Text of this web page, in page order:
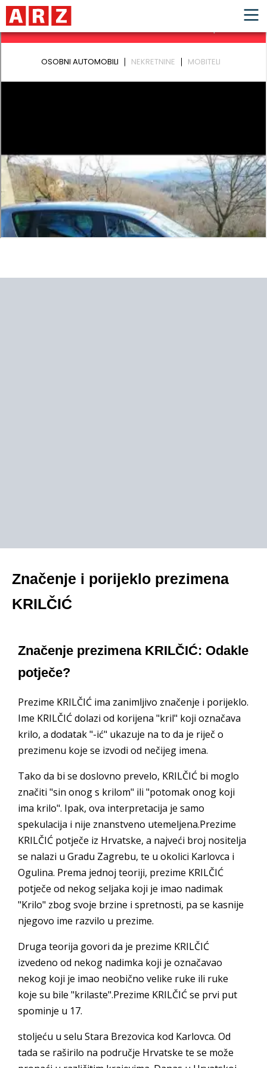
Značenje i porijeklo prezimena
KRILČIĆ
Značenje prezimena KRILČIĆ: Odakle
potječe?
Prezime KRILČIĆ ima zanimljivo značenje i porijeklo.
Ime KRILČIĆ dolazi od korijena "kril" koji označava
krilo, a dodatak "-ić" ukazuje na to da je riječ o
prezimenu koje se izvodi od nečijeg imena.
Tako da bi se doslovno prevelo, KRILČIĆ bi moglo
značiti "sin onog s krilom" ili "potomak onog koji
ima krilo". Ipak, ova interpretacija je samo
spekulacija i nije znanstveno utemeljena.Prezime
KRILČIĆ potječe iz Hrvatske, a najveći broj nositelja
se nalazi u Gradu Zagrebu, te u okolici Karlovca i
Ogulina. Prema jednoj teoriji, prezime KRILČIĆ
potječe od nekog seljaka koji je imao nadimak
"Krilo" zbog svoje brzine i spretnosti, pa se kasnije
njegovo ime razvilo u prezime.
Druga teorija govori da je prezime KRILČIĆ
izvedeno od nekog nadimka koji je označavao
nekog koji je imao neobično velike ruke ili ruke
koje su bile "krilaste".Prezime KRILČIĆ se prvi put
spominje u 17.
stoljeću u selu Stara Brezovica kod Karlovca. Od
tada se raširilo na područje Hrvatske te se može